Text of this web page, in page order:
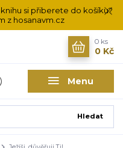
si přiberete do košíku?
z hosanavm.cz
Menu
Hledat
0 ks
0 Kč